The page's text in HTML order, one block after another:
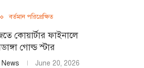
বর্তমান পরিপ্রেক্ষিত
কোয়ার্টার ফাইনালে
গোল্ড স্টার
News June 20, 2026